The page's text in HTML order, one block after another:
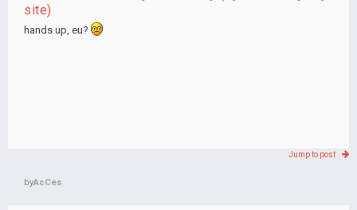
site)
hands up, eu?
Jump to post
byAcCes